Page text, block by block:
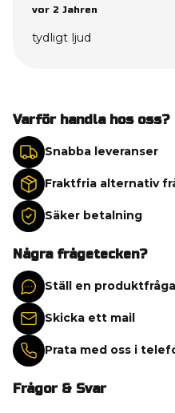
vor 2 Jahren
tydligt ljud
Varför handla hos oss?
Snabba leveranser
Fraktfria alternativ
Säker betalning
Några frågetecken?
Ställ en produktfråga
Skicka ett mail
Prata med oss i
Frågor & Svar